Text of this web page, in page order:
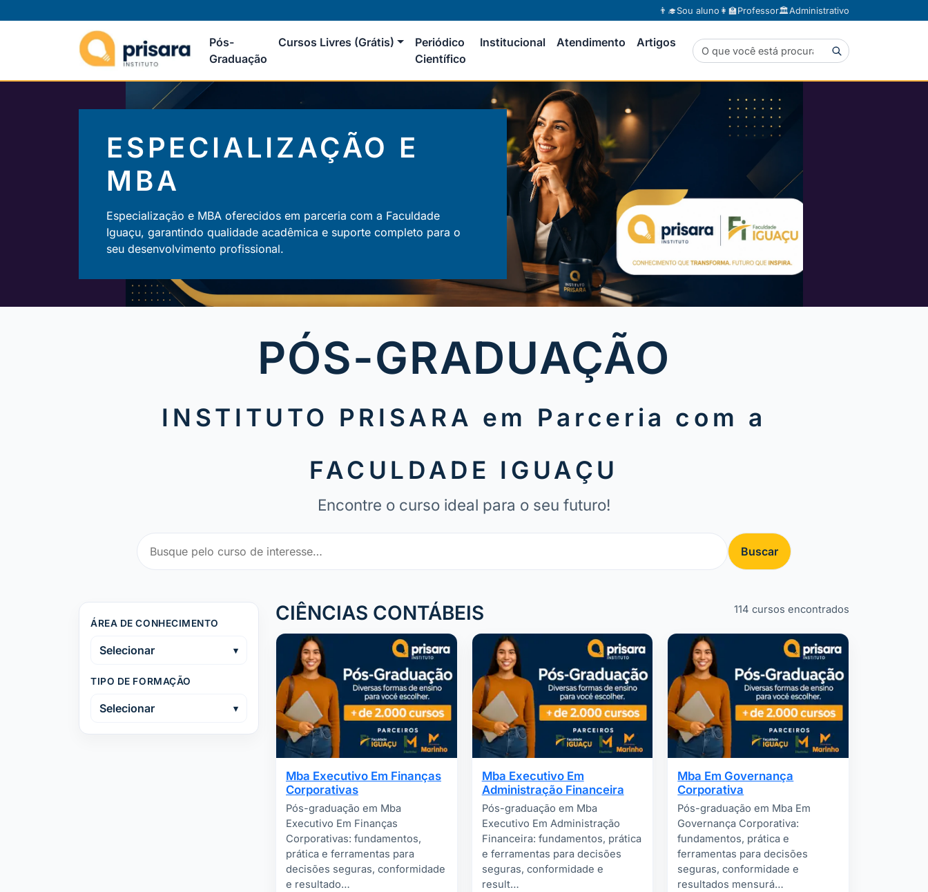
👨‍🎓Sou aluno 👩‍🏫Professor🏛️Administrativo
Pós-
Graduação
Cursos Livres (Grátis)
Periódico
Científico
Institucional Atendimento Artigos
ESPECIALIZAÇÃO E
MBA
Especialização e MBA oferecidos em parceria com a Faculdade
Iguaçu, garantindo qualidade acadêmica e suporte completo para o
seu desenvolvimento profissional.
PÓS-GRADUAÇÃO
INSTITUTO PRISARA em Parceria com a
FACULDADE IGUAÇU
Encontre o curso ideal para o seu futuro!
Buscar
ÁREA DE CONHECIMENTO
Selecionar
TIPO DE FORMAÇÃO
Selecionar
CIÊNCIAS CONTÁBEIS 114 cursos encontrados
Mba Executivo Em Finanças
Corporativas
Pós-graduação em Mba
Executivo Em Finanças
Corporativas: fundamentos,
prática e ferramentas para
decisões seguras, conformidade
e resultado…
Mba Executivo Em
Administração Financeira
Pós-graduação em Mba
Executivo Em Administração
Financeira: fundamentos, prática
e ferramentas para decisões
seguras, conformidade e
result…
Mba Em Governança
Corporativa
Pós-graduação em Mba Em
Governança Corporativa:
fundamentos, prática e
ferramentas para decisões
seguras, conformidade e
resultados mensurá…